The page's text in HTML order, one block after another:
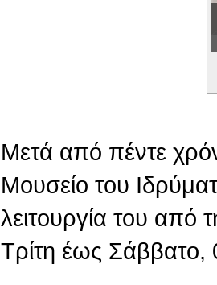
Μετά από πέντε
Μουσείο του
λειτουργία του
Τρίτη έως Σάββατο,